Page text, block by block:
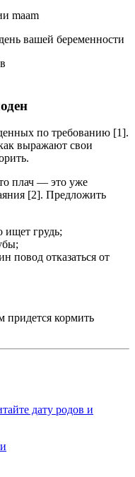
maam
вашей беременности
по требованию [1].
выражают свои
плач — это уже
[2]. Предложить
ищет грудь;
повод отказаться от
кормить
дату родов и